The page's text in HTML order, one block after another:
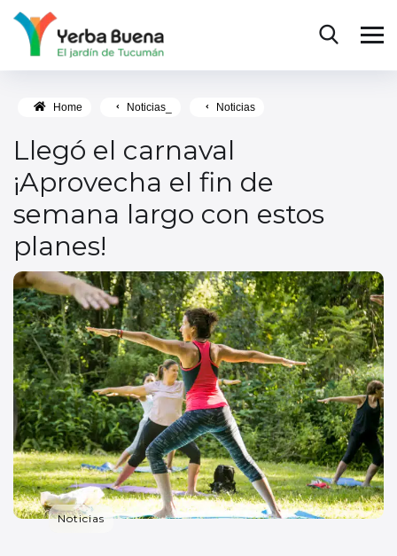
Home Noticias_ Noticias
Llegó el carnaval
¡Aprovecha el fin de
semana largo con estos
planes!
Noticias